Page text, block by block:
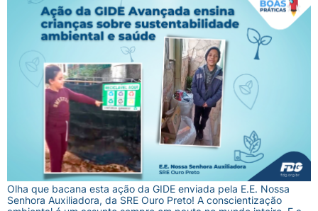
Olha que bacana esta ação da GIDE enviada pela E.E. Nossa
Senhora Auxiliadora, da SRE Ouro Preto! A conscientização